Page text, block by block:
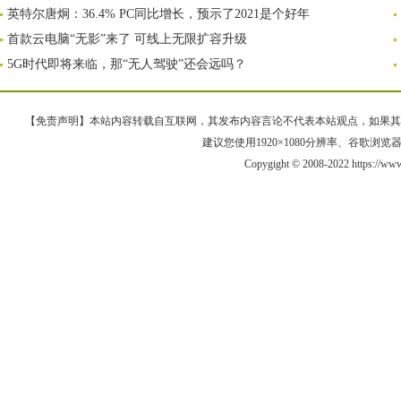
英特尔唐炯：36.4% PC同比增长，预示了2021是个好年
首款云电脑“无影”来了 可线上无限扩容升级
5G时代即将来临，那“无人驾驶”还会远吗？
【免责声明】本站内容转载自互联网，其发布内容言论不代表本站观点，如果
建议您使用1920×1080分辨率、谷歌浏览
Copygight © 2008-2022 https://